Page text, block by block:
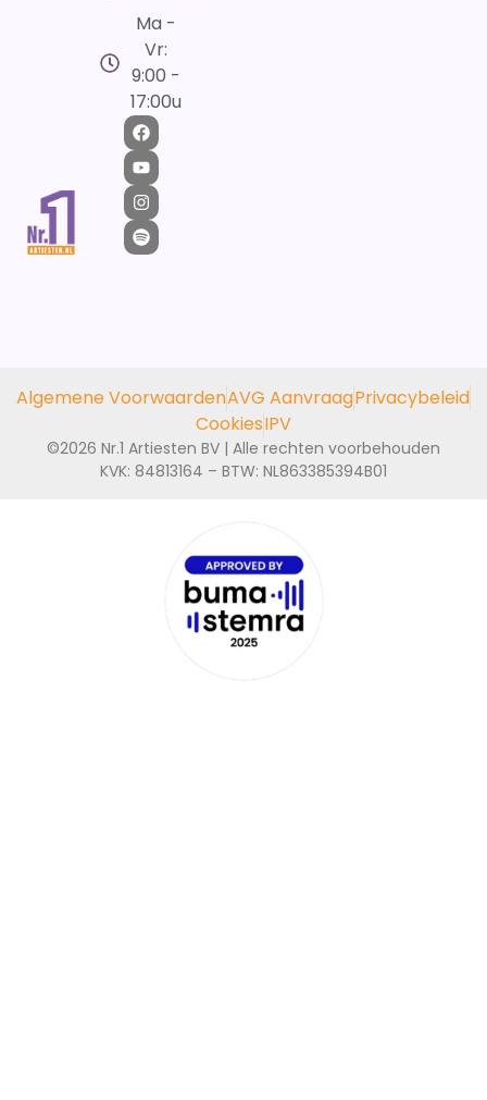
Ma -
Vr:
9:00 -
17:00u
Algemene VoorwaardenAVG AanvraagPrivacybeleid
CookiesIPV
©2026 Nr.1 Artiesten BV | Alle rechten voorbehouden
KVK: 84813164 – BTW: NL863385394B01